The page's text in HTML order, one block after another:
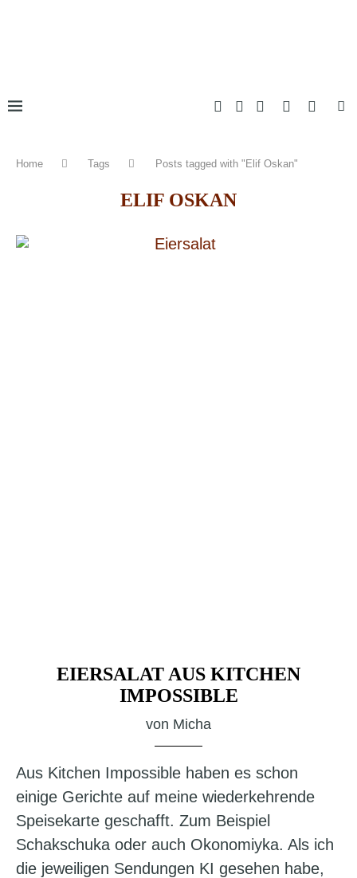
Home Tags Posts tagged with "Elif Oskan"
ELIF OSKAN
EIERSALAT AUS KITCHEN
IMPOSSIBLE
von Micha
Aus Kitchen Impossible haben es schon
einige Gerichte auf meine wiederkehrende
Speisekarte geschafft. Zum Beispiel
Schakschuka oder auch Okonomiyka. Als ich
die jeweiligen Sendungen KI gesehen habe,